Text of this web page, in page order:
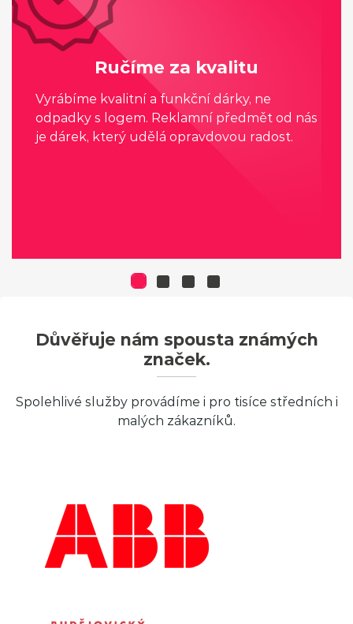
Ručíme za kvalitu
Vyrábíme kvalitní a funkční dárky, ne
odpadky s logem. Reklamní předmět od nás
je dárek, který udělá opravdovou radost.
Důvěřuje nám spousta známých
značek.
Spolehlivé služby provádíme i pro tisíce středních i
malých zákazníků.